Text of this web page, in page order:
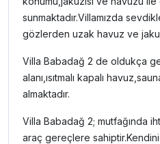
sunmaktadır.Villamızda
gözlerden uzak havuz ve
Villa Babadağ 2 de oldukça
alanı,ısıtmalı kapalı
almaktadır.
Villa Babadağ 2; mutfağında
araç gereçlere